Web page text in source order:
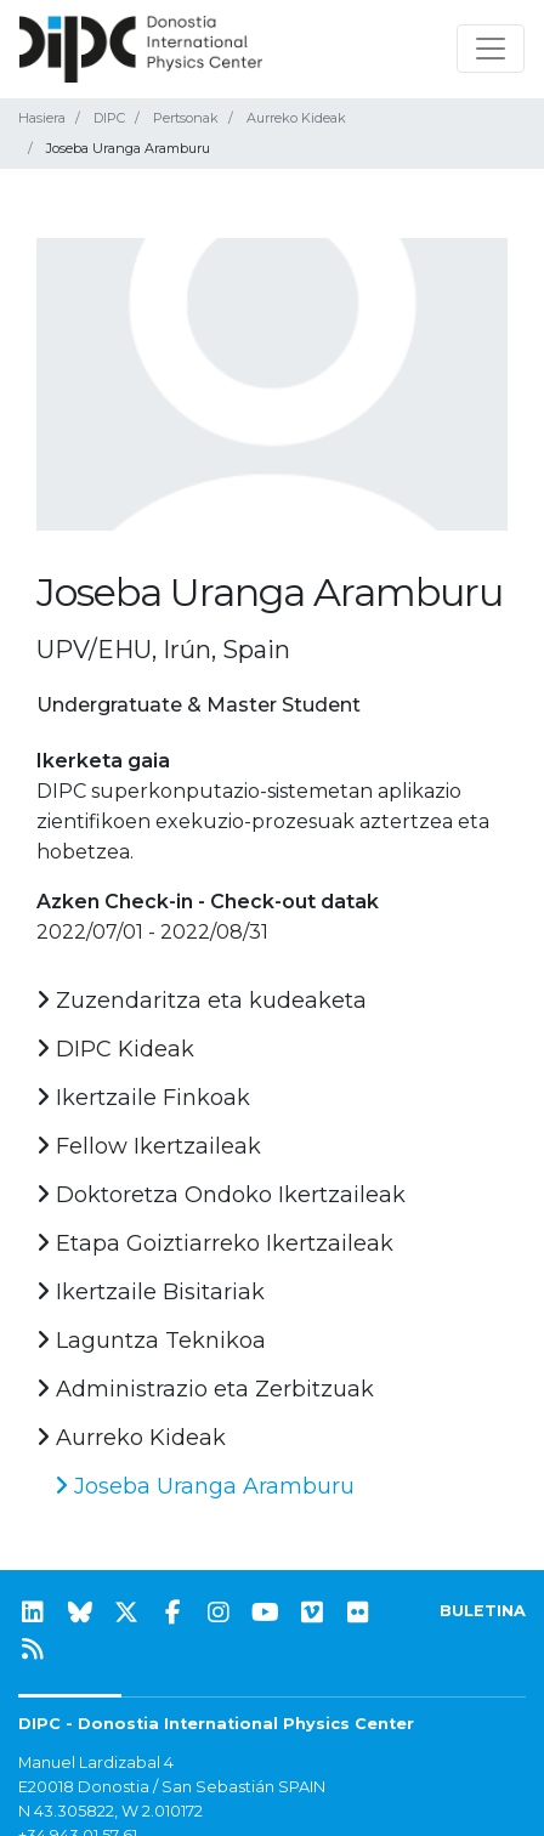
Hasiera DIPC Pertsonak
Aurreko Kideak
Joseba Uranga Aramburu
Joseba Uranga Aramburu
UPV/EHU, Irún, Spain
Undergratuate & Master Student
Ikerketa gaia
DIPC superkonputazio-sistemetan aplikazio
zientifikoen exekuzio-prozesuak aztertzea eta
hobetzea.
Azken Check-in - Check-out datak
2022/07/01 - 2022/08/31
Zuzendaritza eta kudeaketa
DIPC Kideak
Ikertzaile Finkoak
Fellow Ikertzaileak
Doktoretza Ondoko Ikertzaileak
Etapa Goiztiarreko Ikertzaileak
Ikertzaile Bisitariak
Laguntza Teknikoa
Administrazio eta Zerbitzuak
Aurreko Kideak
Joseba Uranga Aramburu
BULETINA
DIPC - Donostia International Physics Center
Manuel Lardizabal 4
E20018 Donostia / San Sebastián SPAIN
N 43.305822, W 2.010172